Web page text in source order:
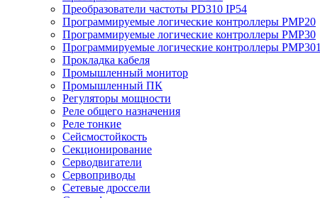
Преобразователи частоты PD310 IP54
Программируемые логические контроллеры PMP20
Программируемые логические контроллеры PMP30
Программируемые логические контроллеры PMP301
Прокладка кабеля
Промышленный монитор
Промышленный ПК
Регуляторы мощности
Реле общего назначения
Реле тонкие
Сейсмостойкость
Секционирование
Серводвигатели
Сервоприводы
Сетевые дроссели